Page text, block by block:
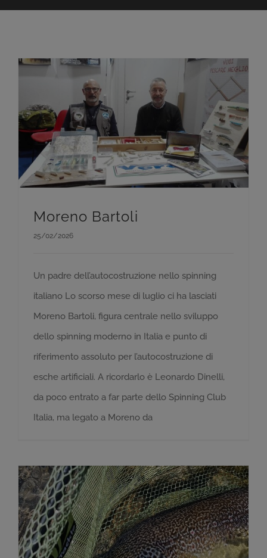
Moreno Bartoli
25/02/2026
Un padre dell’autocostruzione nello spinning
italiano Lo scorso mese di luglio ci ha lasciati
Moreno Bartoli, figura centrale nello sviluppo
dello spinning moderno in Italia e punto di
riferimento assoluto per l’autocostruzione di
esche artificiali. A ricordarlo è Leonardo Dinelli,
da poco entrato a far parte dello Spinning Club
Italia, ma legato a Moreno da